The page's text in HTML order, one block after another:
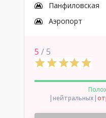
Панфиловская
Аэропорт
5 / 5
|нейтральных|